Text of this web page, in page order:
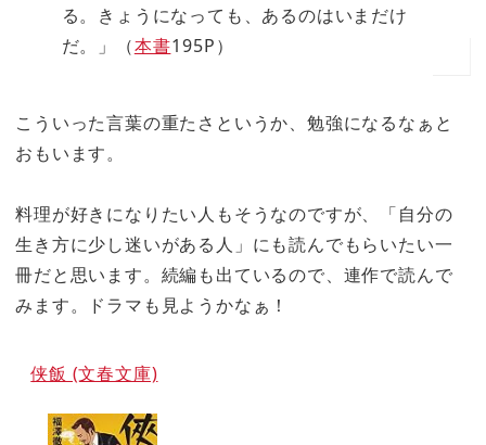
る。きょうになっても、あるのはいまだけ
だ。」（本書195P）
こういった言葉の重たさというか、勉強になるなぁと
おもいます。
料理が好きになりたい人もそうなのですが、「自分の
生き方に少し迷いがある人」にも読んでもらいたい一
冊だと思います。続編も出ているので、連作で読んで
みます。ドラマも見ようかなぁ！
侠飯 (文春文庫)